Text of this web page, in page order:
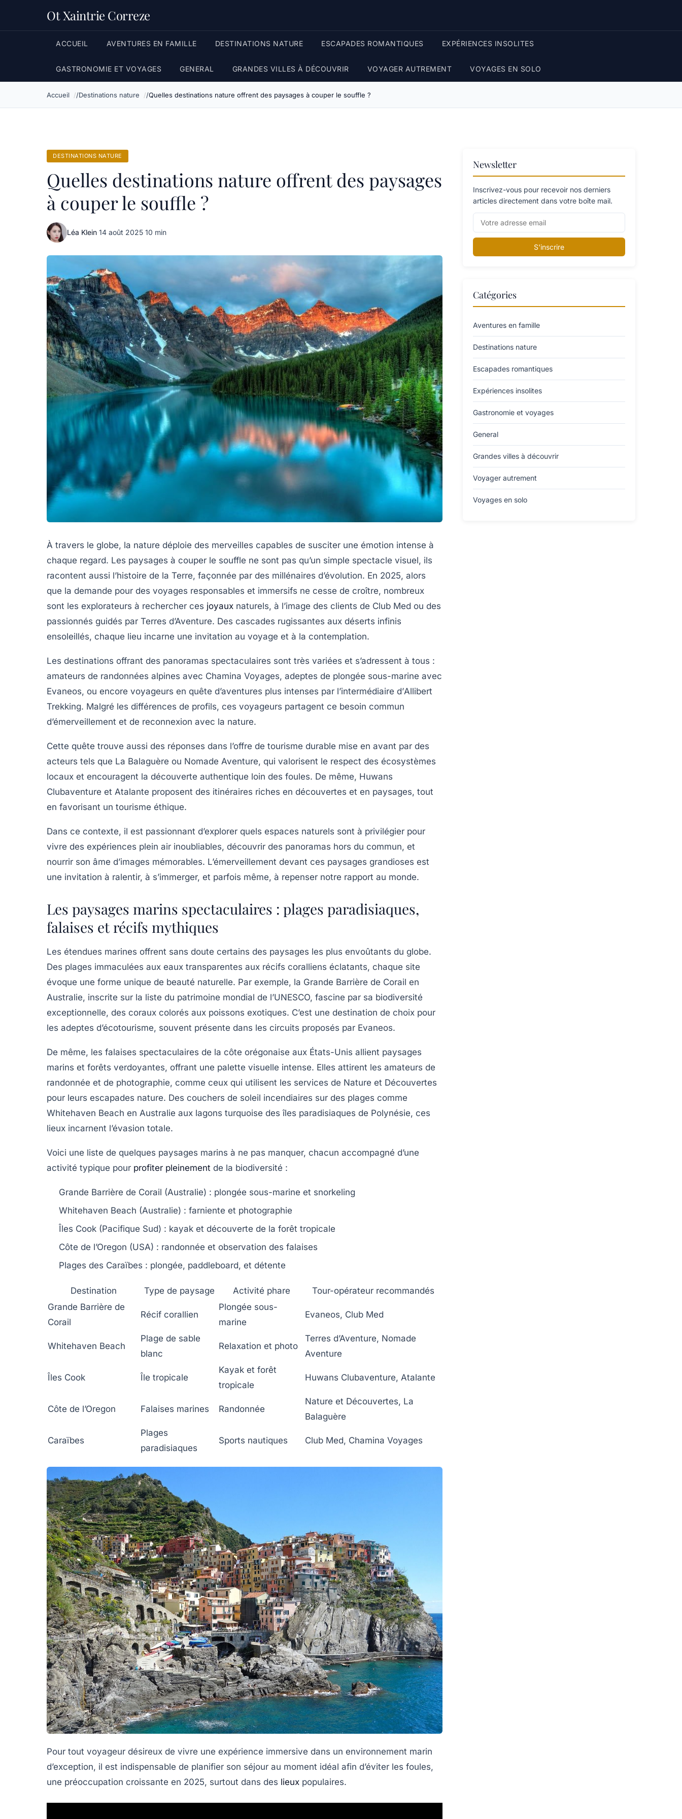
Ot Xaintrie Correze
ACCUEIL AVENTURES EN FAMILLE DESTINATIONS NATURE ESCAPADES ROMANTIQUES EXPÉRIENCES INSOLITES
GASTRONOMIE ET VOYAGES GENERAL GRANDES VILLES À DÉCOUVRIR VOYAGER AUTREMENT VOYAGES EN SOLO
Accueil Destinations nature Quelles destinations nature offrent des paysages à couper le souffle ?
DESTINATIONS NATURE
Quelles destinations nature offrent des paysages
à couper le souffle ?
Léa Klein·14 août 2025·10 min
À travers le globe, la nature déploie des merveilles capables de susciter une émotion intense à
chaque regard. Les paysages à couper le souffle ne sont pas qu’un simple spectacle visuel, ils
racontent aussi l’histoire de la Terre, façonnée par des millénaires d’évolution. En 2025, alors
que la demande pour des voyages responsables et immersifs ne cesse de croître, nombreux
sont les explorateurs à rechercher ces joyaux naturels, à l’image des clients de Club Med ou des
passionnés guidés par Terres d’Aventure. Des cascades rugissantes aux déserts infinis
ensoleillés, chaque lieu incarne une invitation au voyage et à la contemplation.
Les destinations offrant des panoramas spectaculaires sont très variées et s’adressent à tous :
amateurs de randonnées alpines avec Chamina Voyages, adeptes de plongée sous-marine avec
Evaneos, ou encore voyageurs en quête d’aventures plus intenses par l’intermédiaire d’Allibert
Trekking. Malgré les différences de profils, ces voyageurs partagent ce besoin commun
d’émerveillement et de reconnexion avec la nature.
Cette quête trouve aussi des réponses dans l’offre de tourisme durable mise en avant par des
acteurs tels que La Balaguère ou Nomade Aventure, qui valorisent le respect des écosystèmes
locaux et encouragent la découverte authentique loin des foules. De même, Huwans
Clubaventure et Atalante proposent des itinéraires riches en découvertes et en paysages, tout
en favorisant un tourisme éthique.
Dans ce contexte, il est passionnant d’explorer quels espaces naturels sont à privilégier pour
vivre des expériences plein air inoubliables, découvrir des panoramas hors du commun, et
nourrir son âme d’images mémorables. L’émerveillement devant ces paysages grandioses est
une invitation à ralentir, à s’immerger, et parfois même, à repenser notre rapport au monde.
Les paysages marins spectaculaires : plages paradisiaques,
falaises et récifs mythiques
Les étendues marines offrent sans doute certains des paysages les plus envoûtants du globe.
Des plages immaculées aux eaux transparentes aux récifs coralliens éclatants, chaque site
évoque une forme unique de beauté naturelle. Par exemple, la Grande Barrière de Corail en
Australie, inscrite sur la liste du patrimoine mondial de l’UNESCO, fascine par sa biodiversité
exceptionnelle, des coraux colorés aux poissons exotiques. C’est une destination de choix pour
les adeptes d’écotourisme, souvent présente dans les circuits proposés par Evaneos.
De même, les falaises spectaculaires de la côte orégonaise aux États-Unis allient paysages
marins et forêts verdoyantes, offrant une palette visuelle intense. Elles attirent les amateurs de
randonnée et de photographie, comme ceux qui utilisent les services de Nature et Découvertes
pour leurs escapades nature. Des couchers de soleil incendiaires sur des plages comme
Whitehaven Beach en Australie aux lagons turquoise des îles paradisiaques de Polynésie, ces
lieux incarnent l’évasion totale.
Voici une liste de quelques paysages marins à ne pas manquer, chacun accompagné d’une
activité typique pour profiter pleinement de la biodiversité :
Grande Barrière de Corail (Australie) : plongée sous-marine et snorkeling
Whitehaven Beach (Australie) : farniente et photographie
Îles Cook (Pacifique Sud) : kayak et découverte de la forêt tropicale
Côte de l’Oregon (USA) : randonnée et observation des falaises
Plages des Caraïbes : plongée, paddleboard, et détente
Destination Type de paysage Activité phare
Tour-opérateur recommandés
Grande Barrière de
Corail
Récif corallien
Plongée sous-
marine
Evaneos, Club Med
Whitehaven Beach
Plage de sable
blanc
Relaxation et photo
Terres d’Aventure, Nomade
Aventure
Îles Cook Île tropicale
Kayak et forêt
tropicale
Huwans Clubaventure, Atalante
Côte de l’Oregon Falaises marines Randonnée
Nature et Découvertes, La
Balaguère
Caraïbes
Plages
paradisiaques
Sports nautiques Club Med, Chamina Voyages
Pour tout voyageur désireux de vivre une expérience immersive dans un environnement marin
d’exception, il est indispensable de planifier son séjour au moment idéal afin d’éviter les foules,
une préoccupation croissante en 2025, surtout dans des lieux populaires.
Newsletter
Inscrivez-vous pour recevoir nos derniers
articles directement dans votre boîte mail.
S'inscrire
Catégories
Aventures en famille
Destinations nature
Escapades romantiques
Expériences insolites
Gastronomie et voyages
General
Grandes villes à découvrir
Voyager autrement
Voyages en solo